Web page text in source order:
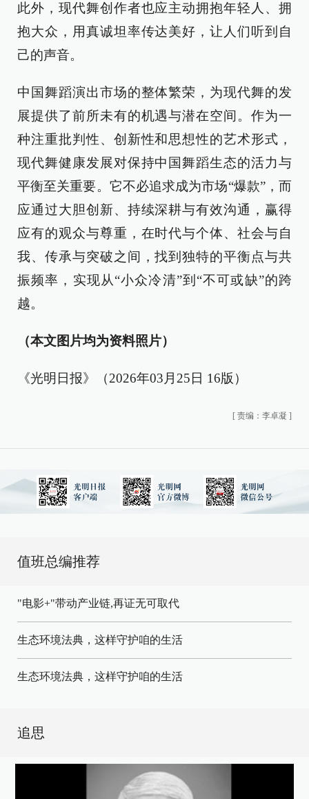
此外，现代舞创作者也应主动拥抱年轻人、拥
抱大众，用真诚坦率传达美好，让人们听到自
己的声音。
中国舞蹈演出市场的整体繁荣，为现代舞的发
展提供了前所未有的机遇与潜在空间。作为一
种注重批判性、创新性和思想性的艺术形式，
现代舞健康发展对保持中国舞蹈生态的活力与
平衡至关重要。它不必追求成为市场“爆款”，而
应通过大胆创新、持续深耕与有效沟通，赢得
应有的观众与尊重，在时代与个体、社会与自
我、传承与突破之间，找到独特的平衡点与共
振频率，实现从“小众冷清”到“不可或缺”的跨
越。
（本文图片均为资料照片）
《光明日报》（2026年03月25日 16版）
[ 责编：李卓凝 ]
值班总编推荐
"电影+"带动产业链,再证无可取代
生态环境法典，这样守护咱的生活
生态环境法典，这样守护咱的生活
追思